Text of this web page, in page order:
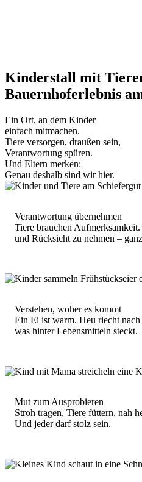
Kinderstall mit
Bauernhoferlebnis
Ein Ort, an dem Kinder
einfach mitmachen.
Tiere versorgen, draußen sein,
Verantwortung spüren.
Und Eltern merken:
Genau deshalb sind wir hier.
Verantwortung übernehmen
Tiere brauchen
und Rücksicht zu nehmen –
Verstehen, woher es kommt
Ein Ei ist warm. Heu riecht
was hinter Lebensmitteln steckt.
Mut zum Ausprobieren
Stroh tragen, Tiere füttern, nah
Und jeder darf stolz sein.